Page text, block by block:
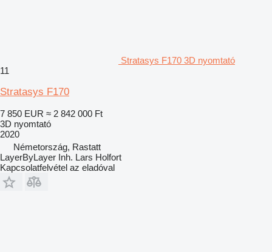
Stratasys F170 3D nyomtató
11
Stratasys F170
7 850 EUR ≈ 2 842 000 Ft
3D nyomtató
2020
Németország, Rastatt
LayerByLayer Inh. Lars Holfort
Kapcsolatfelvétel az eladóval